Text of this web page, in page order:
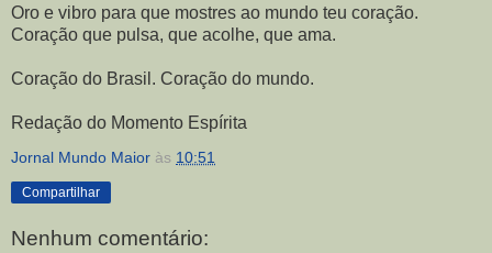
Oro e vibro para que mostres ao mundo teu coração.
Coração que pulsa, que acolhe, que ama.
Coração do Brasil. Coração do mundo.
Redação do Momento Espírita
Jornal Mundo Maior às 10:51
Compartilhar
Nenhum comentário: